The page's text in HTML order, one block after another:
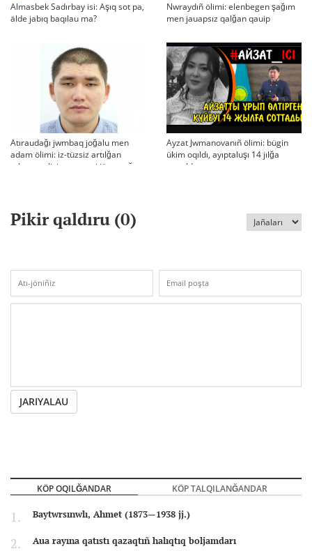
Almasbek Sadırbay isi: Aşıq sot pa,
älde jabıq baqılau ma?
Nwraydıñ ölimi: elenbegen şağım
men jauapsız qalğan qauip
Atıraudağı jwmbaq joğalu men
adam ölimi: iz-tüzsiz artılğan
otbası, policiya tergeui jäne qoğam
Ayzat Jwmanovanıñ ölimi: bügin
ükim oqıldı, ayıptaluşı 14 jılğa
sottaldı
Pikir qaldıru (0)
JARIYALAU
KÖP OQILĞANDAR KÖP TALQILANĞANDAR
Baytwrsınwlı, Ahmet (1873—1938 jj.)
Aua rayına qatıstı qazaqtıñ halıqtıq boljamdarı